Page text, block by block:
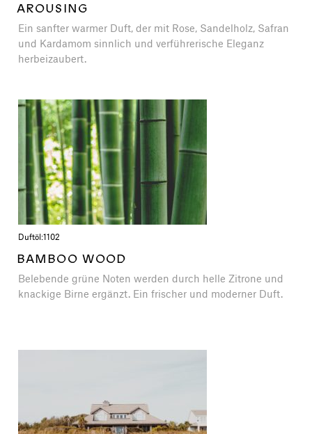
AROUSING
Ein sanfter warmer Duft, der mit Rose, Sandelholz, Safran
und Kardamom sinnlich und verführerische Eleganz
herbeizaubert.
Duftöl:1102
BAMBOO WOOD
Belebende grüne Noten werden durch helle Zitrone und
knackige Birne ergänzt. Ein frischer und moderner Duft.